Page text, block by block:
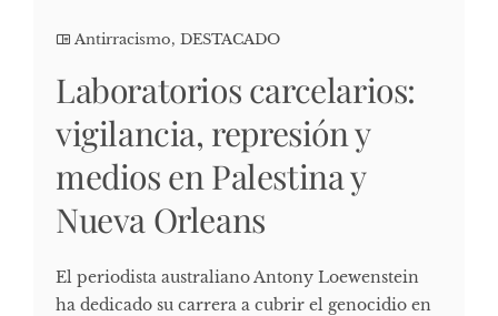
Antirracismo, DESTACADO
Laboratorios carcelarios:
vigilancia, represión y
medios en Palestina y
Nueva Orleans
El periodista australiano Antony Loewenstein
ha dedicado su carrera a cubrir el genocidio en